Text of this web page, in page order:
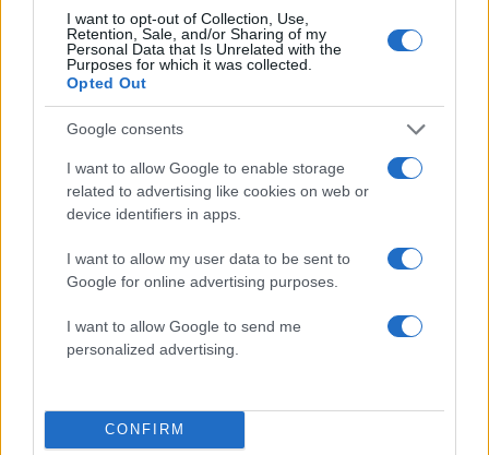
I want to opt-out of Collection, Use,
Retention, Sale, and/or Sharing of my
Personal Data that Is Unrelated with the
Purposes for which it was collected.
Opted Out
Google consents
I want to allow Google to enable storage
related to advertising like cookies on web or
device identifiers in apps.
I want to allow my user data to be sent to
Google for online advertising purposes.
I want to allow Google to send me
personalized advertising.
CONFIRM
Σχόλια
Αν τα χάσατε
Στη ΓΑΔΑ η 46χρονη που
κατηγορείται για
συμμετοχή στην τραγωδία
απευθείας από το
αεροδρόμιο
Τραμπ: «Ο πόλεμος
Ιράν θα τελειώσει
σύντομα – Εμείς